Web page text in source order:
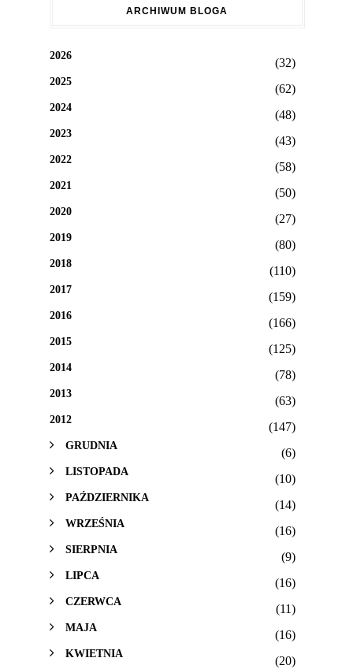
ARCHIWUM BLOGA
2026
(32)
2025
(62)
2024
(48)
2023
(43)
2022
(58)
2021
(50)
2020
(27)
2019
(80)
2018
(110)
2017
(159)
2016
(166)
2015
(125)
2014
(78)
2013
(63)
2012
(147)
GRUDNIA
(6)
LISTOPADA
(10)
PAŹDZIERNIKA
(14)
WRZEŚNIA
(16)
SIERPNIA
(9)
LIPCA
(16)
CZERWCA
(11)
MAJA
(16)
KWIETNIA
(20)